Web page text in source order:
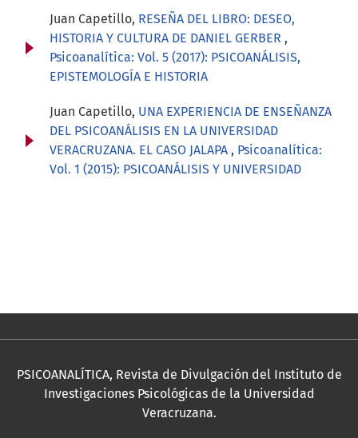
Juan Capetillo, RESEÑA DEL LIBRO: DESEO,
HISTORIA Y CULTURA DE DANIEL GERBER ,
Psicoanalítica: Vol. 5 (2017): PSICOANÁLISIS,
EPISTEMOLOGÍA E HISTORIA
Juan Capetillo, UNA EXPERIENCIA DE ENSEÑANZA
DEL PSICOANÁLISIS EN LA UNIVERSIDAD
VERACRUZANA. EL CASO JALAPA , Psicoanalítica:
Vol. 1 (2015): PSICOANÁLISIS Y UNIVERSIDAD
PSICOANALÍTICA, Revista de Divulgación del Instituto de
Investigaciones Psicológicas de la Universidad
Veracruzana.